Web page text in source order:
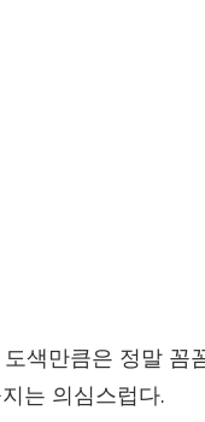
색만큼은 정말 꼼
는 의심스럽다.